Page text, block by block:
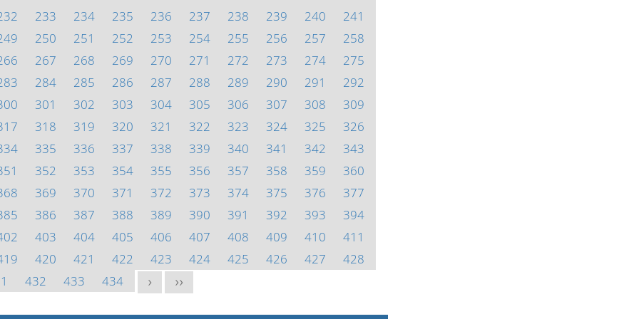
233 234 235 236 237 238 239 240
241
250 251 252 253 254 255 256 257
258
267 268 269 270 271 272 273 274
275
284 285 286 287 288 289 290 291
292
301 302 303 304 305 306 307 308
309
318 319 320 321 322 323 324 325
326
335 336 337 338 339 340 341 342
343
352 353 354 355 356 357 358 359
360
369 370 371 372 373 374 375 376
377
386 387 388 389 390 391 392 393
394
403 404 405 406 407 408 409 410
411
420 421 422 423 424 425 426 427
428
432 433 434 > >>